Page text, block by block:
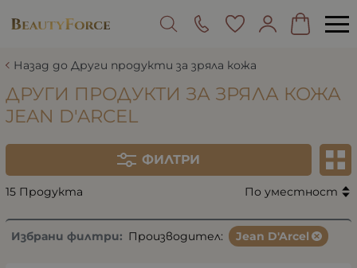
Назад до Други продукти за зряла кожа
ДРУГИ ПРОДУКТИ ЗА ЗРЯЛА КОЖА
JEAN D'ARCEL
ФИЛТРИ
15 Продукта По уместност
Избрани филтри: Производител: Jean D'Arcel